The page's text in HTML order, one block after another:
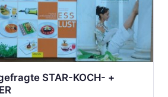
STAR-KOCH- +